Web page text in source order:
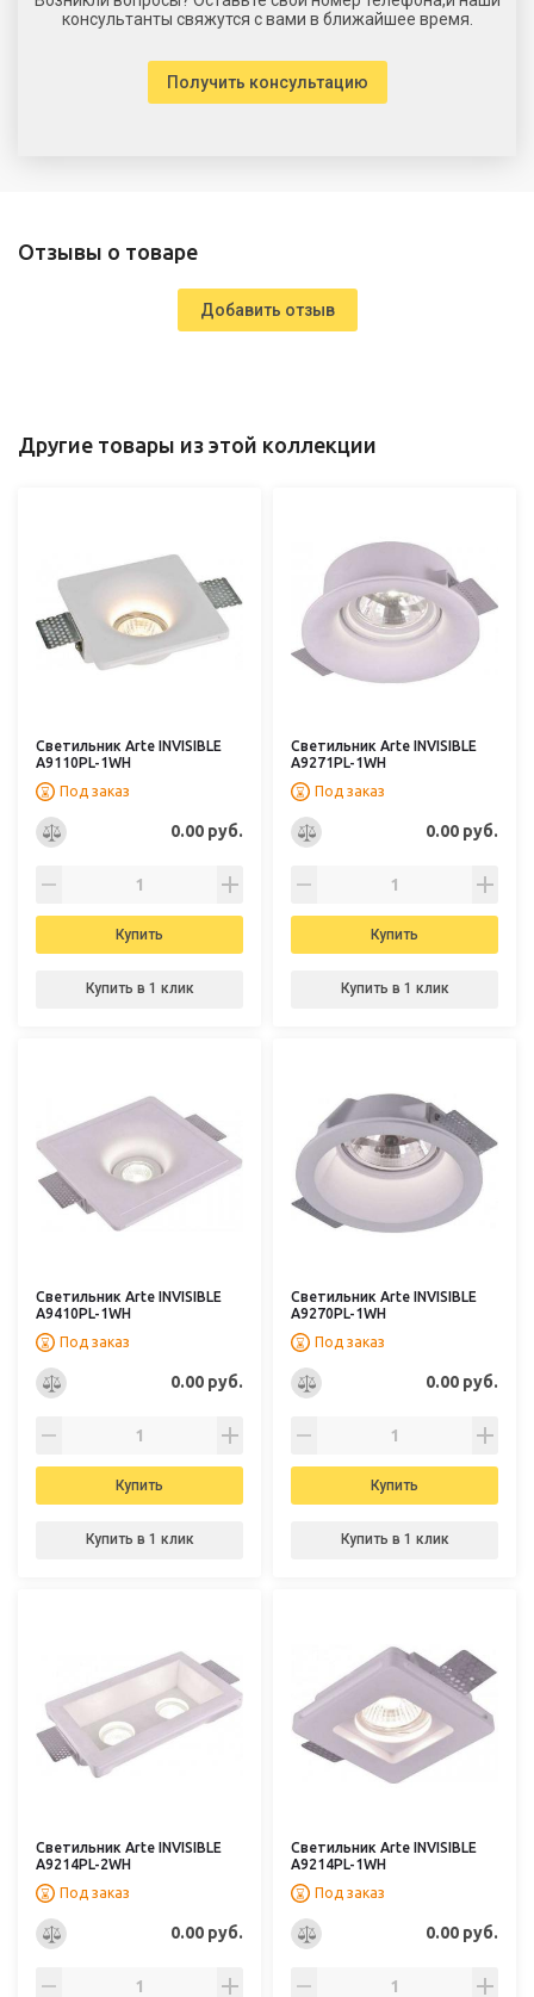
консультанты свяжутся с вами в ближайшее время.
Получить консультацию
Отзывы о товаре
Добавить отзыв
Другие товары из этой коллекции
Светильник Arte INVISIBLE
A9110PL-1WH
Под заказ
0.00 руб.
Купить
Купить в 1 клик
Светильник Arte INVISIBLE
A9271PL-1WH
Под заказ
0.00 руб.
Купить
Купить в 1 клик
Светильник Arte INVISIBLE
A9410PL-1WH
Под заказ
0.00 руб.
Купить
Купить в 1 клик
Светильник Arte INVISIBLE
A9270PL-1WH
Под заказ
0.00 руб.
Купить
Купить в 1 клик
Светильник Arte INVISIBLE
A9214PL-2WH
Под заказ
0.00 руб.
Светильник Arte INVISIBLE
A9214PL-1WH
Под заказ
0.00 руб.